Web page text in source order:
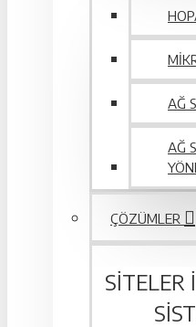
AĞ
AĞ
ÇÖZÜMLER
SITELER